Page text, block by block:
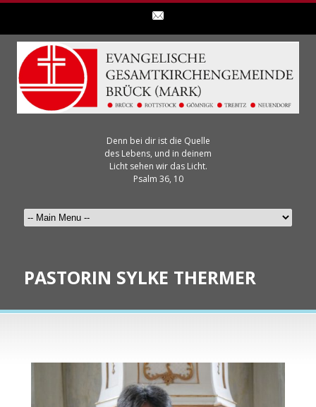
Denn bei dir ist die Quelle
des Lebens, und in deinem
Licht sehen wir das Licht.
Psalm 36, 10
PASTORIN SYLKE THERMER